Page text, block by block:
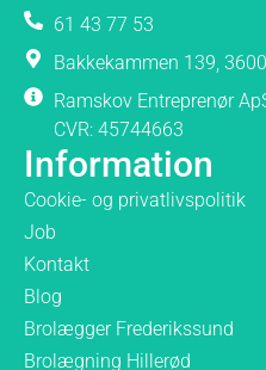
61 43 77 53
Bakkekammen 139,
Ramskov Entreprenør
CVR: 45744663
Information
Cookie- og privatlivspolitik
Job
Kontakt
Blog
Brolægger Frederikssund
Brolægning Hillerød